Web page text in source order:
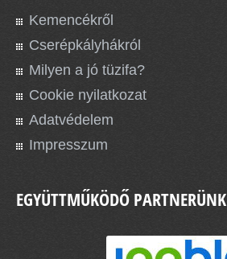
Kemencékről
Cserépkályhákról
Milyen a jó tüzifa?
Cookie nyilatkozat
Adatvédelem
Impresszum
EGYÜTTMŰKÖDŐ PARTNERÜNK